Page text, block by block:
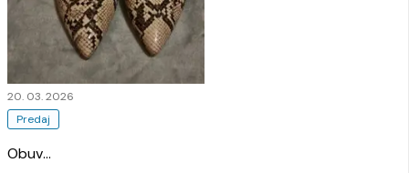
Predaj
20. 03. 2026
Obuv…